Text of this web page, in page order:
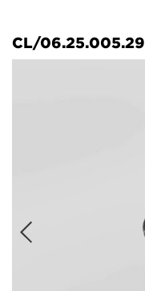
CL/06.25.005.29